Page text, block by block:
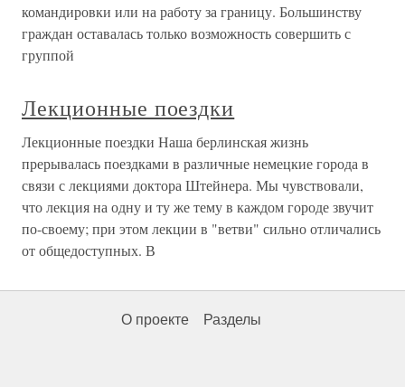
командировки или на работу за границу. Большинству
граждан оставалась только возможность совершить с
группой
Лекционные поездки
Лекционные поездки Наша берлинская жизнь
прерывалась поездками в различные немецкие города в
связи с лекциями доктора Штейнера. Мы чувствовали,
что лекция на одну и ту же тему в каждом городе звучит
по-своему; при этом лекции в "ветви" сильно отличались
от общедоступных. В
О проекте Разделы